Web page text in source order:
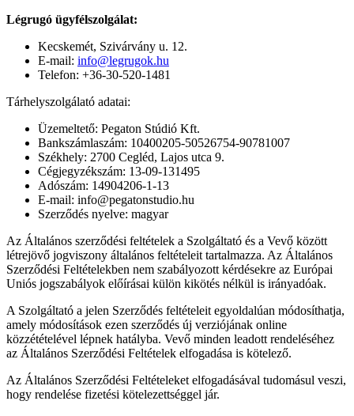
Légrugó ügyfélszolgálat:
Kecskemét, Szivárvány u. 12.
E-mail: info@legrugok.hu
Telefon: +36-30-520-1481
Tárhelyszolgálató adatai:
Üzemeltető: Pegaton Stúdió Kft.
Bankszámlaszám: 10400205-50526754-90781007
Székhely: 2700 Cegléd, Lajos utca 9.
Cégjegyzékszám: 13-09-131495
Adószám: 14904206-1-13
E-mail: info@pegatonstudio.hu
Szerződés nyelve: magyar
Az Általános szerződési feltételek a Szolgáltató és a Vevő között
létrejövő jogviszony általános feltételeit tartalmazza. Az Általános
Szerződési Feltételekben nem szabályozott kérdésekre az Európai
Uniós jogszabályok előírásai külön kikötés nélkül is irányadóak.
A Szolgáltató a jelen Szerződés feltételeit egyoldalúan módosíthatja,
amely módosítások ezen szerződés új verziójának online
közzétételével lépnek hatályba. Vevő minden leadott rendeléséhez
az Általános Szerződési Feltételek elfogadása is kötelező.
Az Általános Szerződési Feltételeket elfogadásával tudomásul veszi,
hogy rendelése fizetési kötelezettséggel jár.